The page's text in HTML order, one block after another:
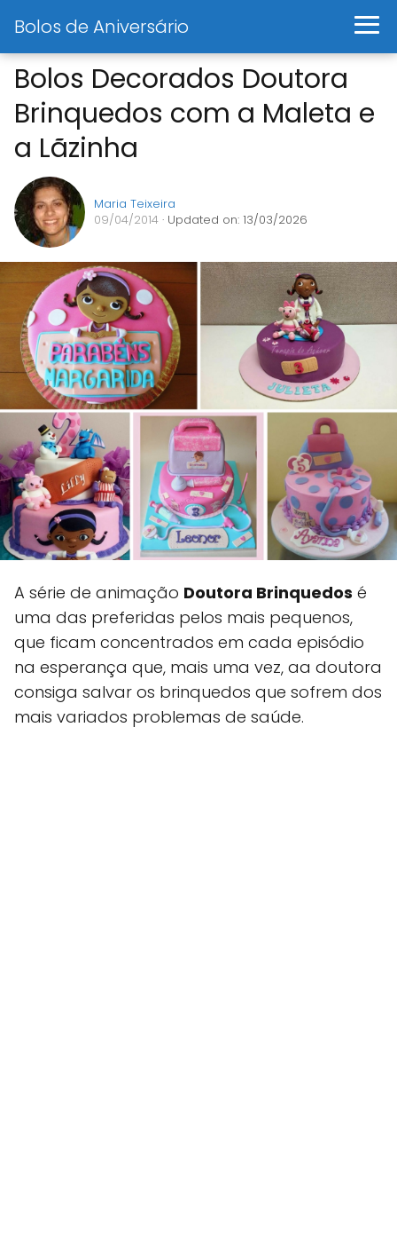
Bolos de Aniversário
Bolos Decorados Doutora
Brinquedos com a Maleta e
a Lãzinha
Maria Teixeira
09/04/2014 · Updated on: 13/03/2026
A série de animação Doutora Brinquedos é
uma das preferidas pelos mais pequenos,
que ficam concentrados em cada episódio
na esperança que, mais uma vez, aa doutora
consiga salvar os brinquedos que sofrem dos
mais variados problemas de saúde.